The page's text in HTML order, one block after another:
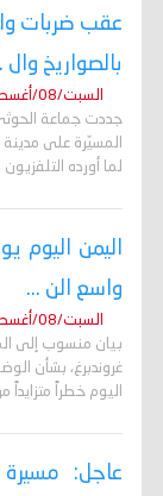
عقب ضربات
بالصواريخ وال
السبت/08/أغسطس/2026 - 05:59 م
جددت جماعة
المسيّرة على
لما أورده التلفزيون
اليمن اليوم
واسع الن ...
السبت/08/أغسطس/2026 - 12:10 ص
بيان منسوب إلى
اليوم خطراً متزايداً
عاجل: